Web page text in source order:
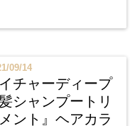
09/14
イチャーディープ
シャンプートリ
ント』ヘアカラ